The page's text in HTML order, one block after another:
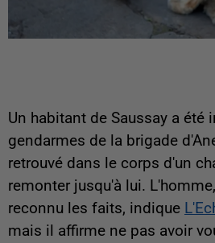
Un habitant de Saussay a été
gendarmes de la brigade
retrouvé dans le corps d'un
remonter jusqu'à lui.
reconnu les faits, indique
mais il affirme ne pas avoir